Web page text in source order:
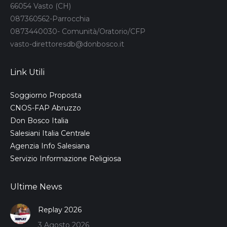
66054 Vasto (CH)
087360562-Parrocchia
0873440030- Comunità/Oratorio/CFP
vasto-direttoresdb@donbosco.it
Link Utili
Soggiorno Proposta
CNOS-FAP Abruzzo
Don Bosco Italia
Salesiani Italia Centrale
Agenzia Info Salesiana
Servizio Informazione Religiosa
Ultime News
Replay 2026
3 Agosto 2026